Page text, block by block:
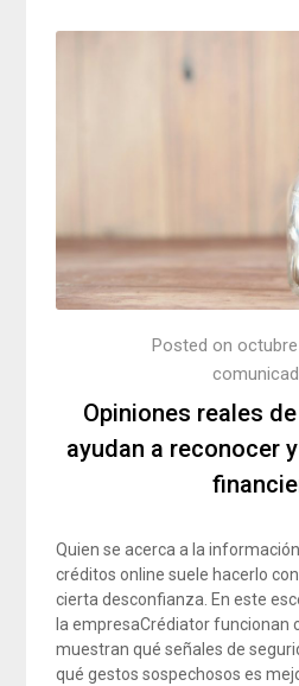
Opiniones reales
ayudan a reconocer
Posted on
Quien se acerca a la
créditos online suele hacerlo
cierta desconfianza. En este
la empresaCrédiator funcionan
muestran qué señales de
qué gestos sospechosos es